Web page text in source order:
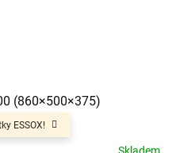
ESSOX!
(860×500×375)